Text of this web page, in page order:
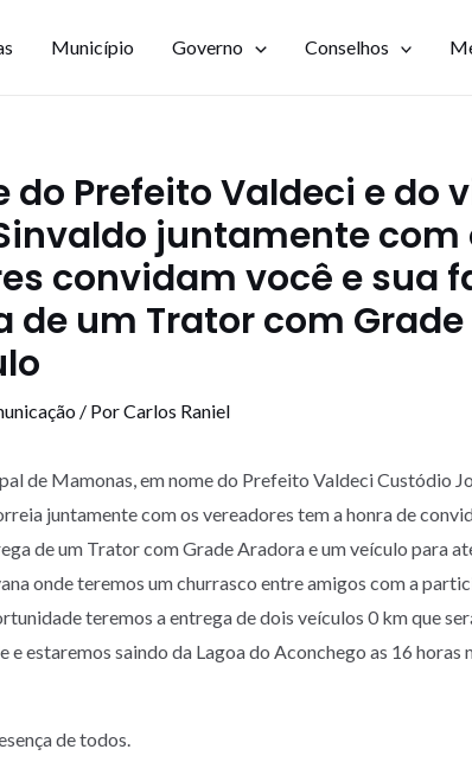
Município Governo Conselhos
do Prefeito Valdeci e do
juntamente com
convidam você e sua
de um Trator com
/ PorCarlos Raniel
de Mamonas, em nome do Prefeito Valdeci Custódio
juntamente com os vereadores tem a honra de
de um Trator com Grade Aradora e um veículo para
onde teremos um churrasco entre amigos com a
teremos a entrega de dois veículos 0 km que
e estaremos saindo da Lagoa do Aconchego as 16 horas
de todos.